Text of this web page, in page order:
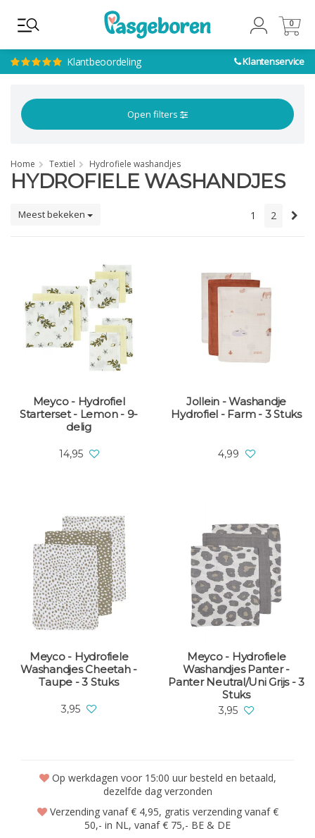
Klantbeoordeling Klantenservice
0
0
Open filters
Home Textiel Hydrofiele washandjes
HYDROFIELE WASHANDJES
Meest bekeken 1 2
Meyco - Hydrofiel
Starterset - Lemon - 9-
delig
14,95
Jollein - Washandje
Hydrofiel - Farm - 3 Stuks
4,99
Meyco - Hydrofiele
Washandjes Cheetah -
Taupe - 3 Stuks
3,95
Meyco - Hydrofiele
Washandjes Panter -
Panter Neutral/Uni Grijs - 3
Stuks
3,95
Op werkdagen voor 15:00 uur besteld en betaald,
dezelfde dag verzonden
Verzending vanaf € 4,95, gratis verzending vanaf €
50,- in NL, vanaf € 75,- BE & DE